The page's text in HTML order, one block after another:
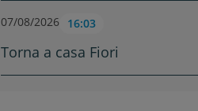
07/08/2026 16:03
Torna a casa Fiori